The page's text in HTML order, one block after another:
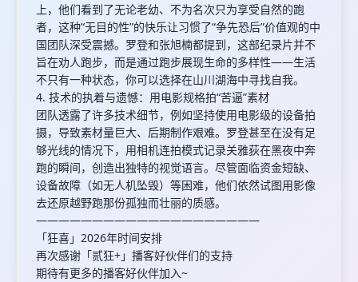
上，他们看到了无论老幼、不为名次只为享受自然的跑
者，这种“无目的性”的快乐让习惯了“争先恐后”价值观的中
国团队深受震撼。罗登和张旭楠都提到，这部纪录片并不
旨在劝人跑步，而是通过跑步展现生命的多样性——生活
不只有一种状态，你可以选择在山川湖海中寻找自我。
4. 技术的执着与遗憾：用电影规格拍“苦逼”素材
团队透露了许多技术细节，例如坚持使用电影级的设备拍
摄，导致素材量巨大、后期制作艰难。罗登甚至在没有足
够光线的情况下，用相机连拍模式记录关雅荻在黑夜中奔
跑的瞬间，创造出独特的视觉语言。尽管面临资金短缺、
设备故障（如无人机坠毁）等困难，他们依然试图用影像
去还原越野跑那份孤独而壮丽的质感。
————————————————————
「狂喜」2026年时间安排
再次感谢「贰狂+」播客好伙伴们的支持
期待有更多的播客好伙伴加入~